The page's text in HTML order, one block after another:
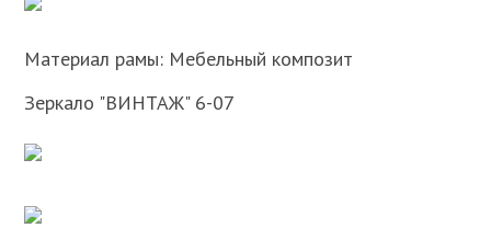
Материал рамы: Мебельный композит
Зеркало "ВИНТАЖ" 6-07